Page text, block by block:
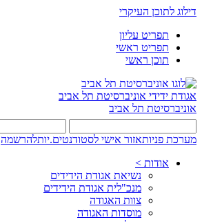
דילוג לתוכן העיקרי
תפריט עליון
תפריט ראשי
תוכן ראשי
אגודת ידידי אוניברסיטת תל אביב
אוניברסיטת תל אביב
מערכת פניותאזור אישי לסטודנטים.יותלהרשמה
אודות >
נשיאת אגודת הידידים
מנכ"לית אגודת הידידים
צוות האגודה
מוסדות האגודה